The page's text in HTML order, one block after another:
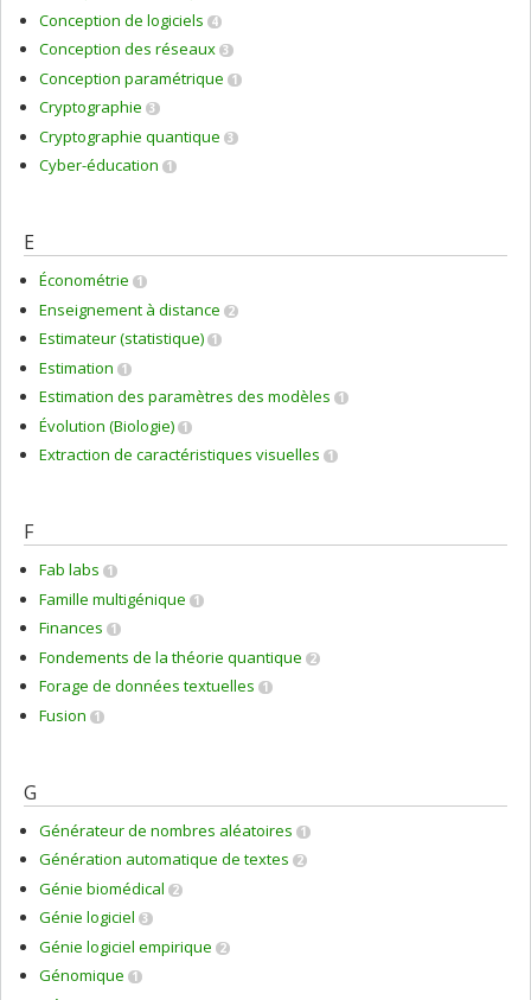
Conception de logiciels 4
Conception des réseaux 3
Conception paramétrique 1
Cryptographie 3
Cryptographie quantique 3
Cyber-éducation 1
E
Économétrie 1
Enseignement à distance 2
Estimateur (statistique) 1
Estimation 1
Estimation des paramètres des modèles 1
Évolution (Biologie) 1
Extraction de caractéristiques visuelles 1
F
Fab labs 1
Famille multigénique 1
Finances 1
Fondements de la théorie quantique 2
Forage de données textuelles 1
Fusion 1
G
Générateur de nombres aléatoires 1
Génération automatique de textes 2
Génie biomédical 2
Génie logiciel 3
Génie logiciel empirique 2
Génomique 1